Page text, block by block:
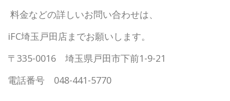
料金などの詳しいお問い合わせは、
iFC埼玉戸田店までお願いします。
〒335-0016 埼玉県戸田市下前1-9-21
電話番号 048-441-5770